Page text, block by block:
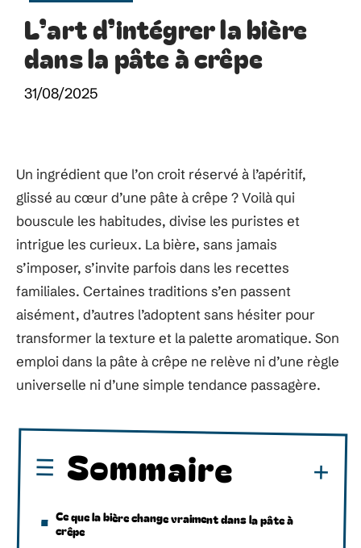
L’art d’intégrer la bière
dans la pâte à crêpe
31/08/2025
Un ingrédient que l’on croit réservé à l’apéritif,
glissé au cœur d’une pâte à crêpe ? Voilà qui
bouscule les habitudes, divise les puristes et
intrigue les curieux. La bière, sans jamais
s’imposer, s’invite parfois dans les recettes
familiales. Certaines traditions s’en passent
aisément, d’autres l’adoptent sans hésiter pour
transformer la texture et la palette aromatique. Son
emploi dans la pâte à crêpe ne relève ni d’une règle
universelle ni d’une simple tendance passagère.
Sommaire
Ce que la bière change vraiment dans la pâte à
crêpe